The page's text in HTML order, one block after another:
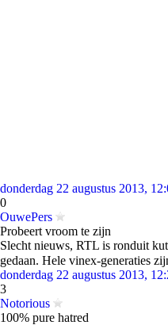
donderdag 22 augustus 2013,
0
OuwePers
Probeert vroom te zijn
Slecht nieuws, RTL is ronduit
gedaan. Hele vinex-generaties
donderdag 22 augustus 2013,
3
Notorious
100% pure hatred